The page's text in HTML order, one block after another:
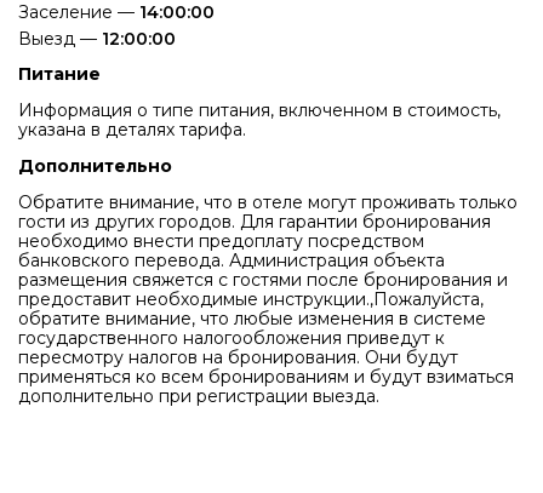
Заселение — 14:00:00
Выезд — 12:00:00
Питание
Информация о типе питания, включенном в стоимость,
указана в деталях тарифа.
Дополнительно
Обратите внимание, что в отеле могут проживать только
гости из других городов. Для гарантии бронирования
необходимо внести предоплату посредством
банковского перевода. Администрация объекта
размещения свяжется с гостями после бронирования и
предоставит необходимые инструкции.,Пожалуйста,
обратите внимание, что любые изменения в системе
государственного налогообложения приведут к
пересмотру налогов на бронирования. Они будут
применяться ко всем бронированиям и будут взиматься
дополнительно при регистрации выезда.